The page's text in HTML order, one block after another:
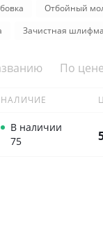
Отбойный
Зачистная
По цене
НАЛИЧИЕ
В наличии
75